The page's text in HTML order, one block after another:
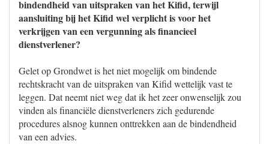
bindendheid van uitspraken van het Kifid, terwijl
aansluiting bij het Kifid wel verplicht is voor het
verkrijgen van een vergunning als financieel
dienstverlener?
Gelet op Grondwet is het niet mogelijk om bindende
rechtskracht van de uitspraken van Kifid wettelijk vast te
leggen. Dat neemt niet weg dat ik het zeer onwenselijk zou
vinden als financiële dienstverleners zich gedurende
procedures alsnog kunnen onttrekken aan de bindendheid
van een advies.